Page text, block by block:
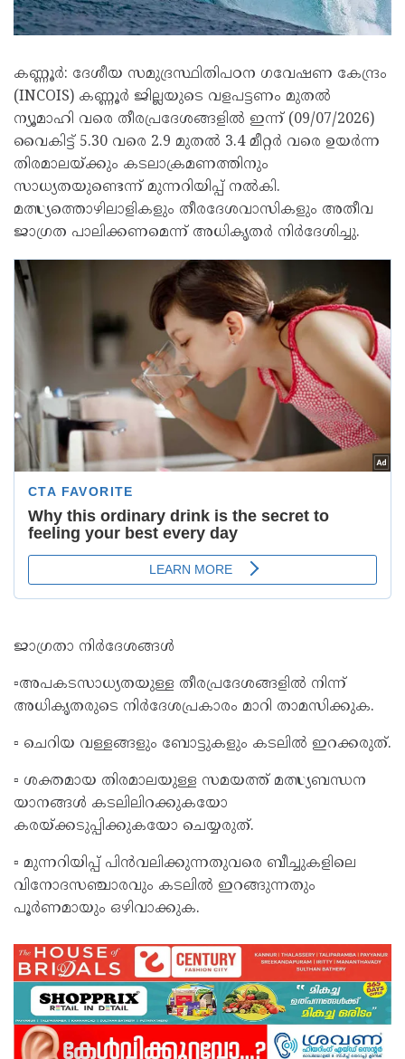
കണ്ണൂർ: ദേശീയ സമുദ്രസ്ഥിതിപഠന ഗവേഷണ കേന്ദ്രം
(INCOIS) കണ്ണൂർ ജില്ലയുടെ വളപട്ടണം മുതൽ
ന്യൂമാഹി വരെ തീരപ്രദേശങ്ങളിൽ ഇന്ന് (09/07/2026)
വൈകിട്ട് 5.30 വരെ 2.9 മുതൽ 3.4 മീറ്റർ വരെ ഉയർന്ന
തിരമാലയ്ക്കും കടലാക്രമണത്തിനും
സാധ്യതയുണ്ടെന്ന് മുന്നറിയിപ്പ് നൽകി.
മത്സ്യത്തൊഴിലാളികളും തീരദേശവാസികളും അതീവ
ജാഗ്രത പാലിക്കണമെന്ന് അധികൃതർ നിർദേശിച്ചു.
ജാഗ്രതാ നിർദേശങ്ങൾ
▫️അപകടസാധ്യതയുള്ള തീരപ്രദേശങ്ങളിൽ നിന്ന്
അധികൃതരുടെ നിർദേശപ്രകാരം മാറി താമസിക്കുക.
▫️ ചെറിയ വള്ളങ്ങളും ബോട്ടുകളും കടലിൽ ഇറക്കരുത്.
▫️ ശക്തമായ തിരമാലയുള്ള സമയത്ത് മത്സ്യബന്ധന
യാനങ്ങൾ കടലിലിറക്കുകയോ
കരയ്ക്കടുപ്പിക്കുകയോ ചെയ്യരുത്.
▫️ മുന്നറിയിപ്പ് പിൻവലിക്കുന്നതുവരെ ബീച്ചുകളിലെ
വിനോദസഞ്ചാരവും കടലിൽ ഇറങ്ങുന്നതും
പൂർണമായും ഒഴിവാക്കുക.